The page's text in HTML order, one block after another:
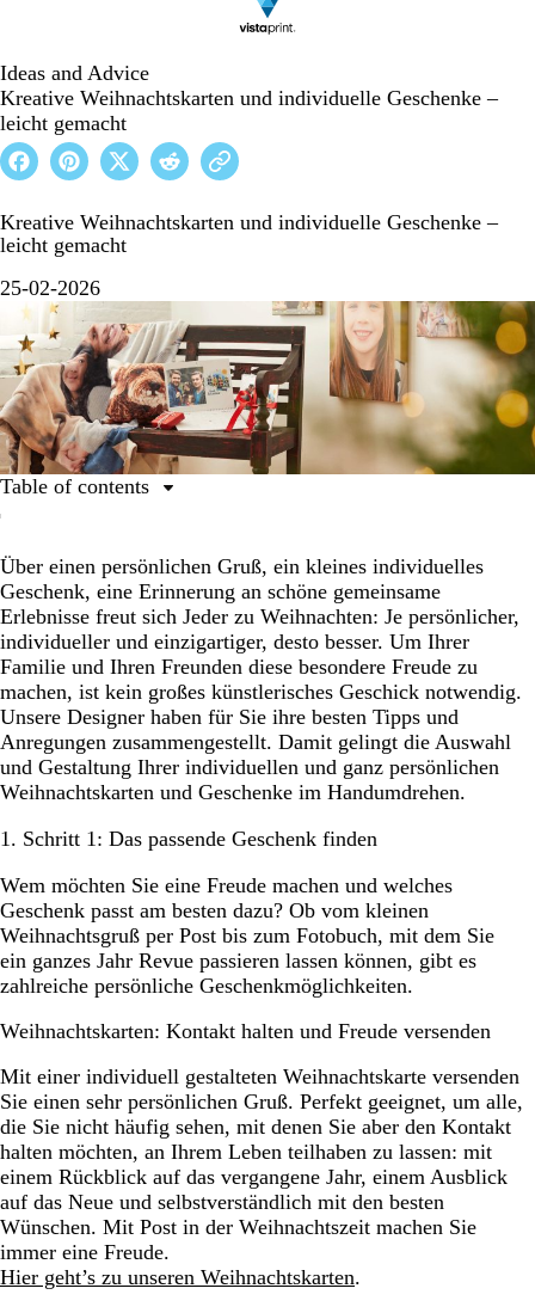
Ideas and Advice
Kreative Weihnachtskarten und individuelle Geschenke –
leicht gemacht
Kreative Weihnachtskarten und individuelle Geschenke –
leicht gemacht
25-02-2026
Über einen persönlichen Gruß, ein kleines individuelles
Geschenk, eine Erinnerung an schöne gemeinsame
Erlebnisse freut sich Jeder zu Weihnachten: Je persönlicher,
individueller und einzigartiger, desto besser. Um Ihrer
Familie und Ihren Freunden diese besondere Freude zu
machen, ist kein großes künstlerisches Geschick notwendig.
Unsere Designer haben für Sie ihre besten Tipps und
Anregungen zusammengestellt. Damit gelingt die Auswahl
und Gestaltung Ihrer individuellen und ganz persönlichen
Weihnachtskarten und Geschenke im Handumdrehen.
1. Schritt 1: Das passende Geschenk finden
Wem möchten Sie eine Freude machen und welches
Geschenk passt am besten dazu? Ob vom kleinen
Weihnachtsgruß per Post bis zum Fotobuch, mit dem Sie
ein ganzes Jahr Revue passieren lassen können, gibt es
zahlreiche persönliche Geschenkmöglichkeiten.
Weihnachtskarten: Kontakt halten und Freude versenden
Mit einer individuell gestalteten Weihnachtskarte versenden
Sie einen sehr persönlichen Gruß. Perfekt geeignet, um alle,
die Sie nicht häufig sehen, mit denen Sie aber den Kontakt
halten möchten, an Ihrem Leben teilhaben zu lassen: mit
einem Rückblick auf das vergangene Jahr, einem Ausblick
auf das Neue und selbstverständlich mit den besten
Wünschen. Mit Post in der Weihnachtszeit machen Sie
immer eine Freude.
Hier geht’s zu unseren Weihnachtskarten.
Table of contents
Schritt 2: Geschenke selbst gestalten – kreative
Möglichkeiten mit Vistaprint
Schritt 3: Unsere Tipps für das perfekte Foto
Nicht vergessen: rechtzeitig planen!